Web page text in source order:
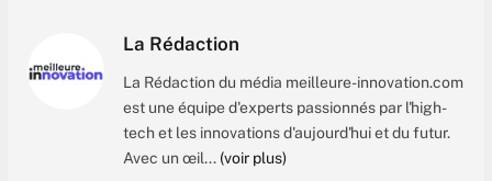
La Rédaction
La Rédaction du média meilleure-innovation.com
est une équipe d'experts passionnés par l'high-
tech et les innovations d'aujourd'hui et du futur.
Avec un œil... (voir plus)